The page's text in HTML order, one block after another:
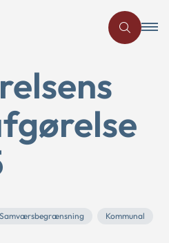
Samværsbegrænsning
Kommunal